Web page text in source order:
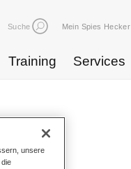
Suche Mein Spies Hecker
Training Services
unsere